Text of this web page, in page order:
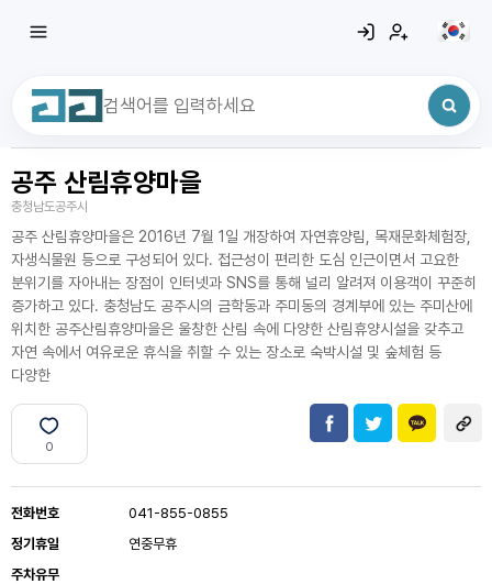
최근 검색어
공주 산림휴양마을
충청남도공주시
공주 산림휴양마을은 2016년 7월 1일 개장하여 자연휴양림, 목재문화체험장,
자생식물원 등으로 구성되어 있다. 접근성이 편리한 도심 인근이면서 고요한
분위기를 자아내는 장점이 인터넷과 SNS를 통해 널리 알려져 이용객이 꾸준히
증가하고 있다. 충청남도 공주시의 금학동과 주미동의 경계부에 있는 주미산에
위치한 공주산림휴양마을은 울창한 산림 속에 다양한 산림휴양시설을 갖추고
자연 속에서 여유로운 휴식을 취할 수 있는 장소로 숙박시설 및 숲체험 등
다양한
0
전화번호
041-855-0855
정기휴일
연중무휴
주차유무